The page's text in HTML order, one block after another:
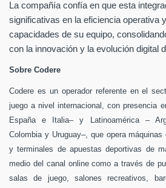
La compañía confía en que esta
significativas en la eficiencia operativa
capacidades de su equipo,
con la innovación y la evolución digital
Sobre Codere
Codere es un operador referente en el
juego a nivel internacional, con presencia
España e Italia– y Latinoamérica –
Colombia y Uruguay–, que opera
y terminales de apuestas deportivas de
medio del canal online como a través de
salas de juego, salones recreativos,